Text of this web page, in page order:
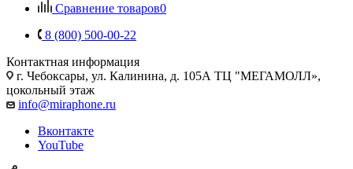
Сравнение товаров0
8 (800) 500-00-22
Контактная информация
г. Чебоксары, ул. Калинина, д. 105А ТЦ "МЕГАМОЛЛ»,
цокольный этаж
info@miraphone.ru
Вконтакте
YouTube